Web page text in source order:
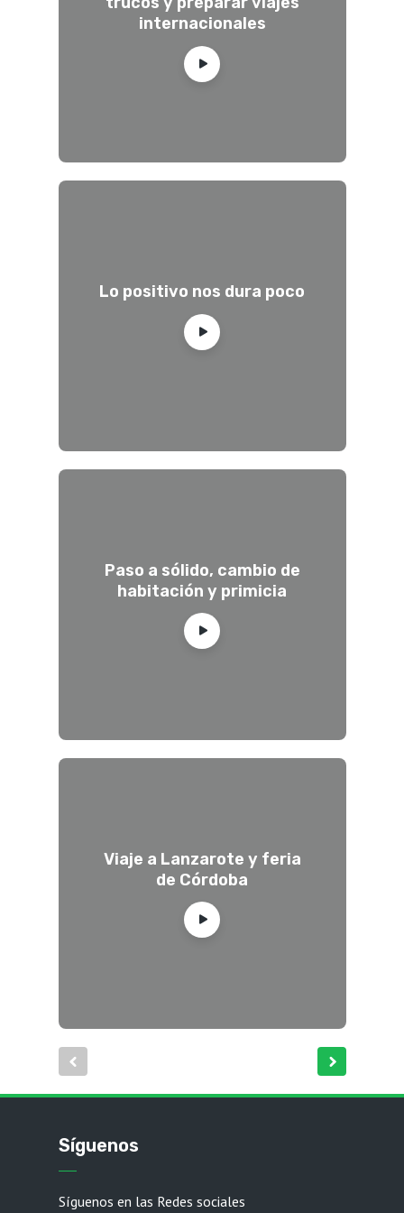
internacionales
Lo positivo nos dura poco
Paso a sólido, cambio de
habitación y primicia
Viaje a Lanzarote y feria
de Córdoba
Síguenos
Síguenos en las Redes sociales